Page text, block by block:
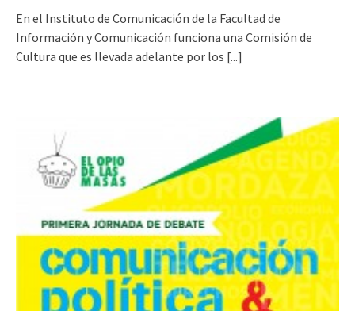
En el Instituto de Comunicación de la Facultad de
Información y Comunicación funciona una Comisión de
Cultura que es llevada adelante por los [...]